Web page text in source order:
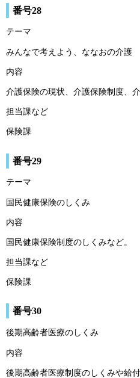
番号28
テーマ
みんなで考えよう、ななおの介護
内容
介護保険の現状、介護保険制度、介
担当課など
保険課
番号29
テーマ
国民健康保険のしくみ
内容
国民健康保険制度のしくみなど。
担当課など
保険課
番号30
後期高齢者医療のしくみ
内容
後期高齢者医療制度のしくみや給